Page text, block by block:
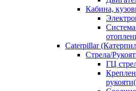
Кабина,
Caterpillar
Стрела/
ГЦ